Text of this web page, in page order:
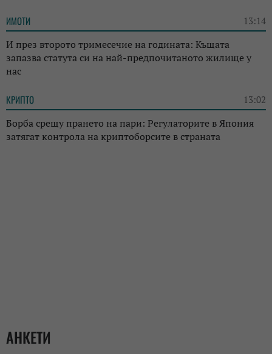
ИМОТИ 13:14
И през второто тримесечие на годината: Къщата
запазва статута си на най-предпочитаното жилище у
нас
КРИПТО 13:02
Борба срещу прането на пари: Регулаторите в Япония
затягат контрола на криптоборсите в страната
АНКЕТИ